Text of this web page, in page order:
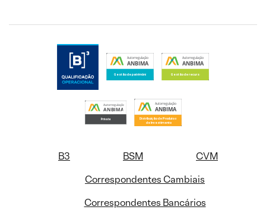
B3 BSM
CVM
Correspondentes Cambiais
Correspondentes Bancários